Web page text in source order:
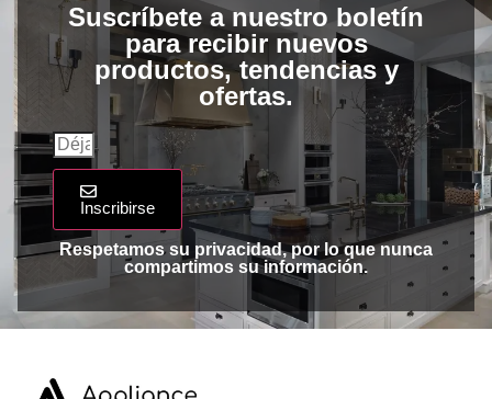
Suscríbete a nuestro boletín
para recibir nuevos
productos, tendencias y
ofertas.
Inscribirse
Respetamos su privacidad, por lo que nunca
compartimos su información.